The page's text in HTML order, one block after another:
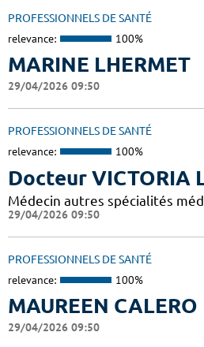
PROFESSIONNELS DE SANTÉ
relevance: 100%
MARINE LHERMET
29/04/2026 09:50
PROFESSIONNELS DE SANTÉ
relevance: 100%
Docteur VICTORIA
Médecin autres spécialités
29/04/2026 09:50
PROFESSIONNELS DE SANTÉ
relevance: 100%
MAUREEN CALERO
29/04/2026 09:50